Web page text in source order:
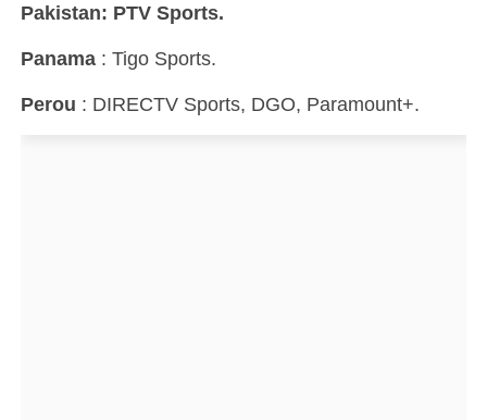
Pakistan: PTV Sports.
Panama : Tigo Sports.
Perou : DIRECTV Sports, DGO, Paramount+.